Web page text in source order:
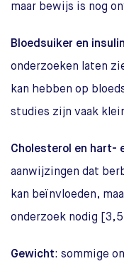
maar bewijs is nog
Bloedsuiker en
onderzoeken laten
kan hebben op
studies zijn vaak
Cholesterol en hart-
aanwijzingen dat
kan beïnvloeden,
onderzoek nodig
Gewicht: sommige